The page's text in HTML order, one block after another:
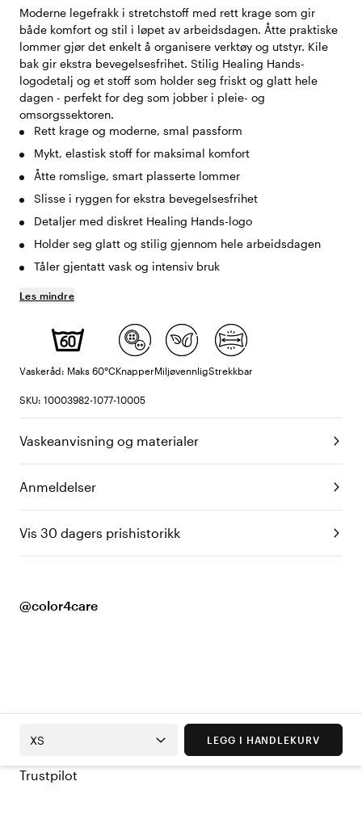
Moderne legefrakk i stretchstoff med rett krage som gir
både komfort og stil i løpet av arbeidsdagen. Åtte praktiske
lommer gjør det enkelt å organisere verktøy og utstyr. Kile
bak gir ekstra bevegelsesfrihet. Stilig Healing Hands-
logodetalj og et stoff som holder seg friskt og glatt hele
dagen - perfekt for deg som jobber i pleie- og
omsorgssektoren.
Rett krage og moderne, smal passform
Mykt, elastisk stoff for maksimal komfort
Åtte romslige, smart plasserte lommer
Slisse i ryggen for ekstra bevegelsesfrihet
Detaljer med diskret Healing Hands-logo
Holder seg glatt og stilig gjennom hele arbeidsdagen
Tåler gjentatt vask og intensiv bruk
Les mindre
Vaskeråd: Maks 60°CKnapperMiljøvennligStrekkbar
SKU: 10003982-1077-10005
Vaskeanvisning og materialer
Anmeldelser
Vis 30 dagers prishistorikk
@color4care
XS LEGG I HANDLEKURV
Trustpilot